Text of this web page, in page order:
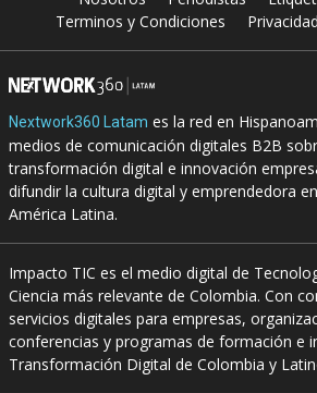
Terminos y Condiciones
Privacidad
Nextwork360 Latam es la red en
medios de comunicación digitales B2B
transformación digital e innovación
difundir la cultura digital y emprendedora
América Latina.
Impacto TIC es el medio digital de
Ciencia más relevante de Colombia. Con
servicios digitales para empresas,
conferencias y programas de formación e
Transformación Digital de Colombia y